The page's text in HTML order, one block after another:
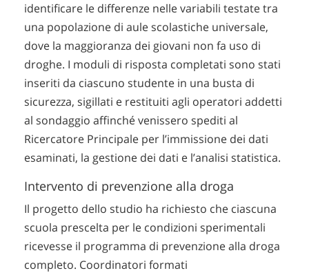
identificare le differenze nelle variabili testate tra
una popolazione di aule scolastiche universale,
dove la maggioranza dei giovani non fa uso di
droghe. I moduli di risposta completati sono stati
inseriti da ciascuno studente in una busta di
sicurezza, sigillati e restituiti agli operatori addetti
al sondaggio affinché venissero spediti al
Ricercatore Principale per l’immissione dei dati
esaminati, la gestione dei dati e l’analisi statistica.
Intervento di prevenzione alla droga
Il progetto dello studio ha richiesto che ciascuna
scuola prescelta per le condizioni sperimentali
ricevesse il programma di prevenzione alla droga
completo. Coordinatori formati